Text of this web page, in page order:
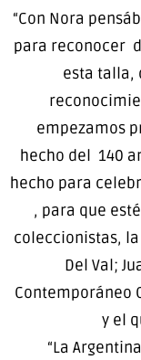
“Con Nora
para reconocer
esta talla,
empezamos
hecho del 140
hecho para
, para que
coleccionistas,
Del Val;
Contemporáneo
y el
“La